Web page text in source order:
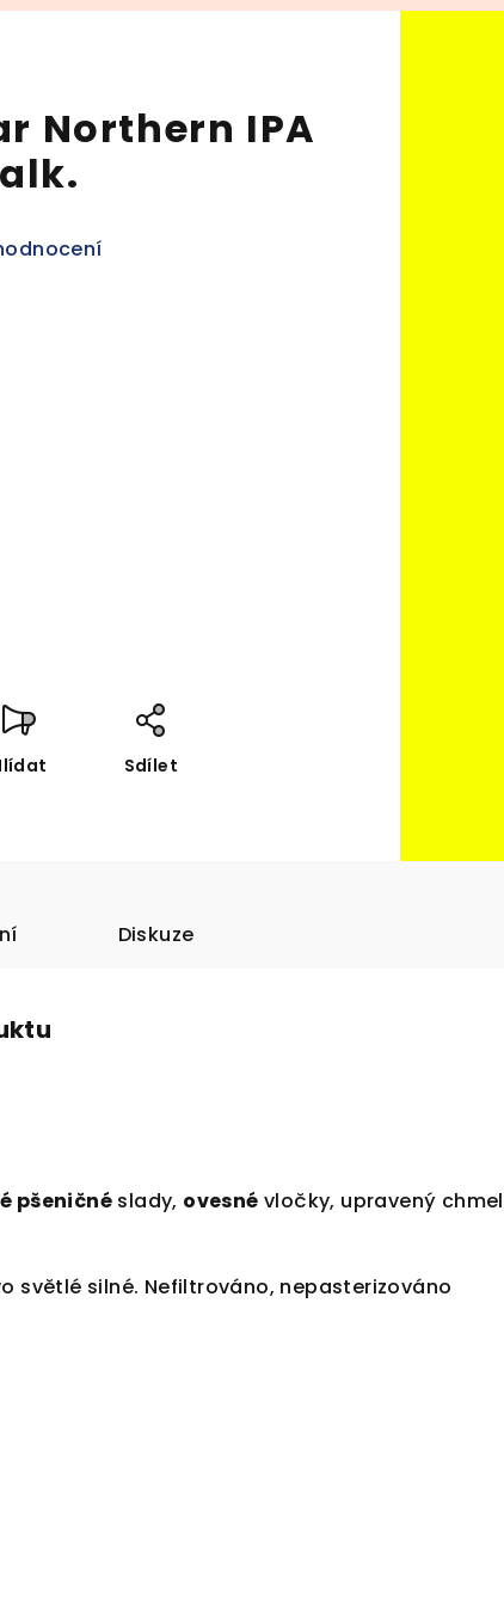
Northern IPA
Sdílet
Diskuze
pšeničné slady, ovesné vločky, upravený
světlé silné. Nefiltrováno, nepasterizováno